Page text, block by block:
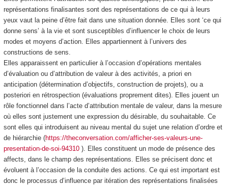
représentations finalisantes sont des représentations de ce qui à leurs
yeux vaut la peine d’être fait dans une situation donnée. Elles sont ‘ce qui
donne sens’ à la vieet sont susceptibles d’influencer le choix de leurs
modes et moyens d’action. Elles appartiennent à l’univers des
constructions de sens.
Elles apparaissent en particulier à l’occasion d’opérations mentales
d’évaluation ou d’attribution de valeur à des activités, a priori en
anticipation (détermination d’objectifs, construction de projets), ou a
posteriori en rétrospection (évaluations proprement dites). Elles jouent un
rôle fonctionnel dans l’acte d’attribution mentale de valeur, dans la mesure
où elles sont justement une expression du désirable, du souhaitable. Ce
sont elles qui introduisent au niveau mental du sujet une relation d’ordre et
de hiérarchie (https://theconversation.com/afficher-ses-valeurs-une-
presentation-de-soi-94310). Elles constituent un mode de présence des
affects, dans le champ des représentations. Elles se précisent donc et
évoluent à l’occasion de la conduite des actions. Ce qui est important est
donc le processus d’influence par itération des représentations finalisées